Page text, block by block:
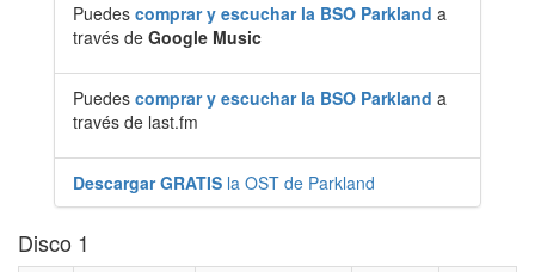
Puedes comprar y escuchar la BSO Parkland a
través de Google Music
Puedes comprar y escuchar la BSO Parkland a
través de last.fm
Descargar GRATIS la OST de Parkland
Disco 1